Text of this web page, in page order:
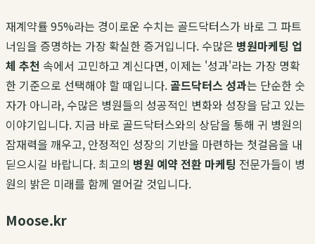
재계약률 95%라는 경이로운 수치는 골드닥터스가 바로 그 파트
너임을 증명하는 가장 확실한 증거입니다. 수많은 병원마케팅 업
체 추천 속에서 고민하고 계신다면, 이제는 '성과'라는 가장 명확
한 기준으로 선택해야 할 때입니다. 골드닥터스 성과는 단순한 숫
자가 아니라, 수많은 병원들의 성공적인 변화와 성장을 담고 있는
이야기입니다. 지금 바로 골드닥터스와의 상담을 통해 귀 병원의
잠재력을 깨우고, 안정적인 성장의 기반을 마련하는 첫걸음을 내
딛으시길 바랍니다. 최고의 병원 예약 전환 마케팅 전문가들이 병
원의 밝은 미래를 함께 열어갈 것입니다.
Moose.kr